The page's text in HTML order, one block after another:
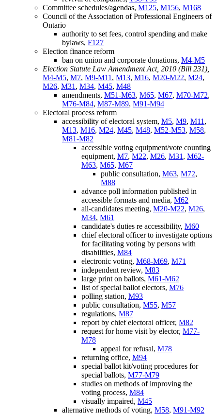
Committee schedules/agendas, M125, M156, M168
Council of the Association of Professional Engineers of
Ontario
authority to set fees, control spending and make
bylaws, F127
Election finance reform
ban on union and corporate donations, M4-M5
Election Statute Law Amendment Act, 2010 (Bill 231),
M4-M5, M7, M9-M11 , M13, M16, M20-M22, M24,
M26, M31 , M34, M45, M48
amendments, M51-M63, M65, M67, M70-M72,
M76-M84, M87-M89, M91-M94
Electoral process reform
accessibility of electoral system, M5, M9, M11 ,
M13, M16, M24, M45, M48, M52-M53, M58,
M81-M82
accessible voting equipment/vote counting
equipment, M7, M22, M26, M31 , M62-
M63, M65, M67
public consultation, M63, M72,
M88
advance poll information published in
accessible formats and media, M62
all-candidates meeting, M20-M22, M26,
M34, M61
candidate's duties re accessibility, M60
chief electoral officer to investigate options
for facilitating voting by persons with
disabilities, M84
electronic voting, M68-M69, M71
independent review, M83
large print on ballots, M61-M62
list of special ballot electors, M76
polling station, M93
public consultation, M55, M57
regulations, M87
report by chief electoral officer, M82
request for home visit by elector, M77-
M78
appeal for refusal, M78
returning office, M94
special ballot kit/voting procedures for
special ballots, M77-M79
studies on methods of improving the
voting process, M84
visually impaired, M45
alternative methods of voting, M58, M91-M92